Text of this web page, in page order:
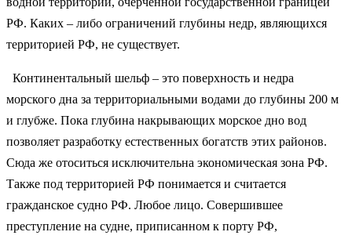
РФ. Каких – либо ограничений глубины недр, являющихся
территорией РФ, не существует.
Континентальный шельф – это поверхность и недра
морского дна за территориальными водами до глубины 200 м
и глубже. Пока глубина накрывающих морское дно вод
позволяет разработку естественных богатств этих районов.
Сюда же отоситься исключительна экономическая зона РФ.
Также под территорией РФ понимается и считается
гражданское судно РФ. Любое лицо. Совершившее
преступление на судне, приписанном к порту РФ,